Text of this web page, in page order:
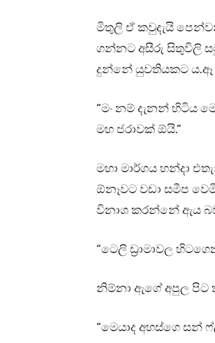
මිතුලි ඒ කවුදැයි
ගන්නට අසීරු සිතුවිලි
දුන්නේ යුවතියකට ය.ඈ
“මං නම් දැනන් හිටිය
මහ ජරාවක් ඕයි.”
මහා මාර්ගය හන්දා
ඕනෑවට වඩා සමීප
විනාශ කරන්නේ ඇය
“ටෙලි ඩ්‍රාමාවල
නිම්නා ඇගේ අපුල පිට
“මෙයාද අහස්ගෙ සන්